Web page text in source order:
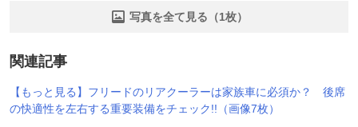
写真を全て見る（1枚）
関連記事
【もっと見る】フリードのリアクーラーは家族車に必須か？ 後席
の快適性を左右する重要装備をチェック!!（画像7枚）